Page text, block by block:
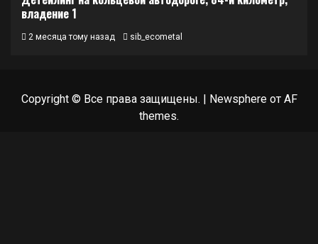
владение 1
2 месяца тому назад sib_ecometal
Copyright © Все права защищены. | Newsphereот AF
themes.